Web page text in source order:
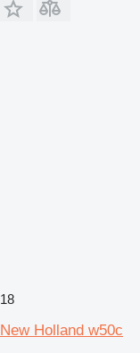
18
New Holland w50c